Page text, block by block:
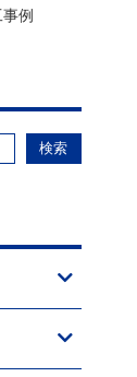
例
検索